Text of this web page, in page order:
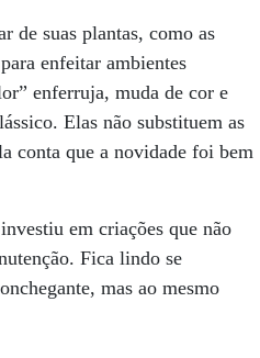
de suas plantas, como as
enfeitar ambientes
enferruja, muda de cor e
Elas não substituem as
conta que a novidade foi bem
em criações que não
Fica lindo se
mas ao mesmo